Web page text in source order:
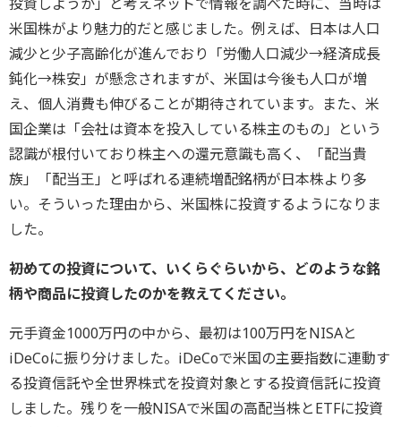
米国株がより魅力的だと感じました。例えば、日本は人口
減少と少子高齢化が進んでおり「労働人口減少→経済成長
鈍化→株安」が懸念されますが、米国は今後も人口が増
え、個人消費も伸びることが期待されています。また、米
国企業は「会社は資本を投入している株主のもの」という
認識が根付いており株主への還元意識も高く、「配当貴
族」「配当王」と呼ばれる連続増配銘柄が日本株より多
い。そういった理由から、米国株に投資するようになりま
した。
――初めての投資について、いくらぐらいから、どのような銘
柄や商品に投資したのかを教えてください。
元手資金1000万円の中から、最初は100万円をNISAと
iDeCoに振り分けました。iDeCoで米国の主要指数に連動す
る投資信託や全世界株式を投資対象とする投資信託に投資
しました。残りを一般NISAで米国の高配当株とETFに投資